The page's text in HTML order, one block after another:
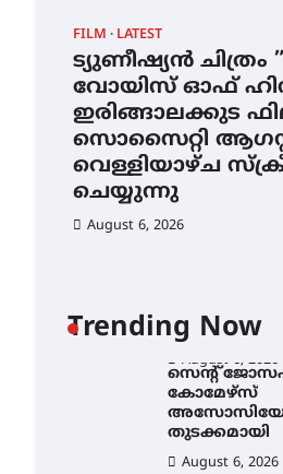
FILM LATEST
ട്യുണീഷ്യൻ ചിത്രം ”
വോയിസ് ഓഫ്
ഇരിങ്ങാലക്കുട
സൊസൈറ്റി
വെള്ളിയാഴ്ച
ചെയ്യുന്നു
August 6, 2026
Trending Now
4.4 മില്ലി
August 6, 2026
ഐ.ഐ.ടി
ഡോക്ടറേറ്റ് –
സ്വദേശി
യുടെ നേട്ടം
പൊരുതി
August 5, 2026
ട്യുണീഷ്യൻ
ചെയ്യുന്നു
August 6, 2026
സെന്റ്
കോമേഴ്‌സ്
തുടക്കമായി
August 6, 2026